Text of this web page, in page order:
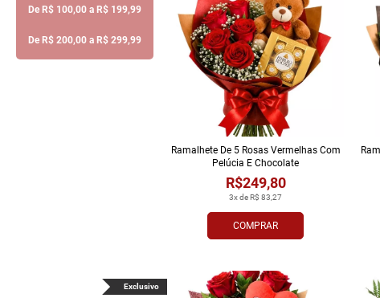
De R$ 100,00 a R$ 199,99
De R$ 200,00 a R$ 299,99
COMPRAR
3x de R$ 83,27
R$249,80
Ramalhete De 5 Rosas Vermelhas Com
Pelúcia E Chocolate
Exclusivo